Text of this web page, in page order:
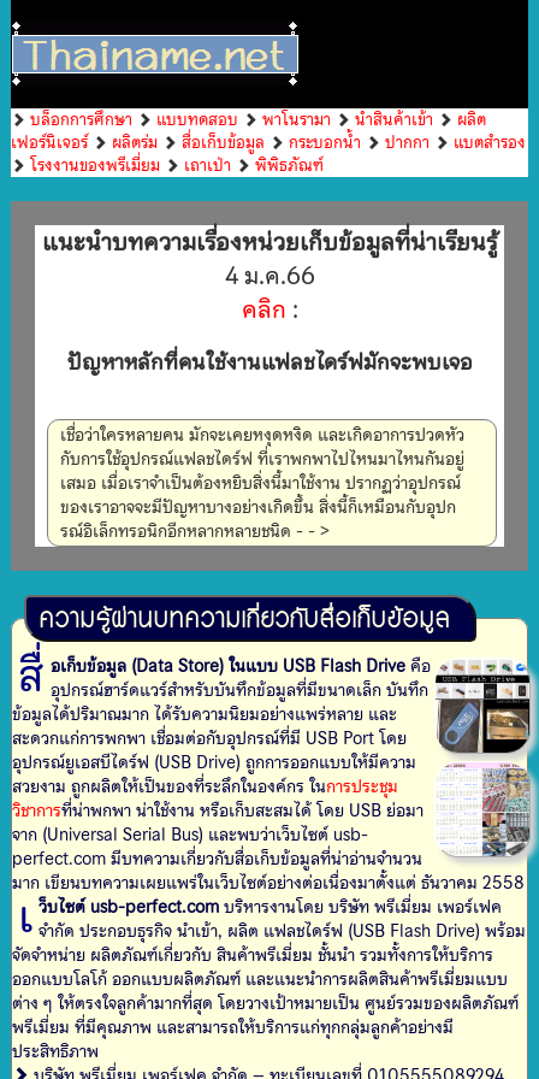
บล็อกการศึกษา แบบทดสอบ พาโนรามา นำสินค้าเข้า
ผลิต
เฟอร์นิเจอร์
ผลิตร่ม สื่อเก็บข้อมูล กระบอกน้ำ ปากกา
แบตสำรอง
โรงงานของพรีเมี่ยม
เถาเป่า พิพิธภัณฑ์
แนะนำบทความเรื่องหน่วยเก็บข้อมูลที่น่าเรียนรู้
4 ม.ค.66
คลิก :
ปัญหาหลักที่คนใช้งานแฟลชไดร์ฟมักจะพบเจอ
เชื่อว่าใครหลายคน มักจะเคยหงุดหงิด และเกิดอาการปวดหัว
กับการใช้อุปกรณ์แฟลชไดร์ฟ ที่เราพกพาไปไหนมาไหนกันอยู่
เสมอ เมื่อเราจำเป็นต้องหยิบสิ่งนี้มาใช้งาน ปรากฏว่าอุปกรณ์
ของเราอาจจะมีปัญหาบางอย่างเกิดขึ้น สิ่งนี้ก็เหมือนกับอุปก
รณ์อิเล็กทรอนิกอีกหลากหลายชนิด - - >
ความรู้ผ่านบทความเกี่ยวกับสื่อเก็บข้อมูล
สื่ อเก็บข้อมูล (Data Store) ในแบบ USB Flash Driveคือ
อุปกรณ์ฮาร์ดแวร์สำหรับบันทึกข้อมูลที่มีขนาดเล็ก บันทึก
ข้อมูลได้ปริมาณมาก ได้รับความนิยมอย่างแพร่หลาย และ
สะดวกแก่การพกพา เชื่อมต่อกับอุปกรณ์ที่มี USB Port โดย
อุปกรณ์ยูเอสบีไดร์ฟ (USB Drive) ถูกการออกแบบให้มีความ
สวยงาม ถูกผลิตให้เป็นของที่ระลึกในองค์กร ในการประชุม
วิชาการที่น่าพกพา น่าใช้งาน หรือเก็บสะสมได้ โดย USB ย่อมา
จาก (Universal Serial Bus) และพบว่าเว็บไซต์ usb-
perfect.com มีบทความเกี่ยวกับสื่อเก็บข้อมูลที่น่าอ่านจำนวน
มาก เขียนบทความเผยแพร่ในเว็บไซต์อย่างต่อเนื่องมาตั้งแต่ ธันวาคม 2558
เ ว็บไซต์ usb-perfect.com
จำกัด ประกอบธุรกิจ นำเข้า, ผลิต แฟลชไดร์ฟ (USB Flash Drive) พร้อม
จัดจำหน่าย ผลิตภัณฑ์เกี่ยวกับ สินค้าพรีเมี่ยม ชั้นนำ รวมทั้งการให้บริการ
ออกแบบโลโก้ ออกแบบผลิตภัณฑ์ และแนะนำการผลิตสินค้าพรีเมี่ยมแบบ
ต่าง ๆ ให้ตรงใจลูกค้ามากที่สุด โดยวางเป้าหมายเป็น ศูนย์รวมของผลิตภัณฑ์
พรีเมี่ยม ที่มีคุณภาพ และสามารถให้บริการแก่ทุกกลุ่มลูกค้าอย่างมี
ประสิทธิภาพ